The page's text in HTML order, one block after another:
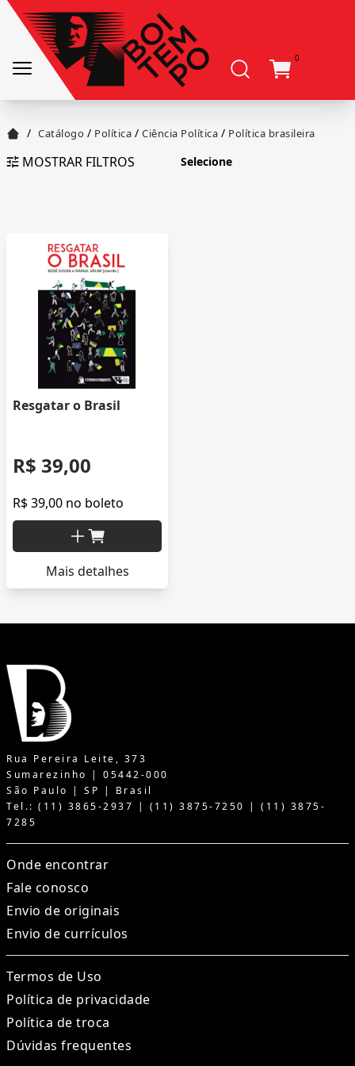
0
/ Catálogo / Política / Ciência Política / Política brasileira
MOSTRAR FILTROS
Resgatar o Brasil
R$ 39,00
R$ 39,00 no boleto
Mais detalhes
Rua Pereira Leite, 373
Sumarezinho | 05442-000
São Paulo | SP | Brasil
Tel.: (11) 3865-2937 | (11) 3875-7250 | (11) 3875-
7285
Onde encontrar
Fale conosco
Envio de originais
Envio de currículos
Termos de Uso
Política de privacidade
Política de troca
Dúvidas frequentes